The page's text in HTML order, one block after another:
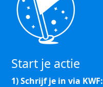
Start je actie
1) Schrijf je in via KWF: